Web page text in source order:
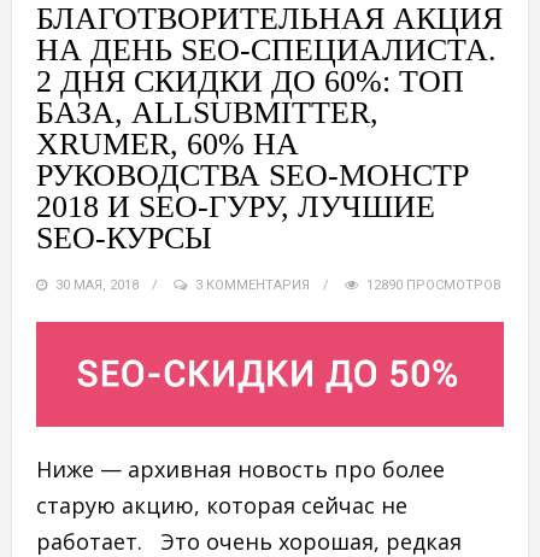
БЛАГОТВОРИТЕЛЬНАЯ АКЦИЯ
НА ДЕНЬ SEO-СПЕЦИАЛИСТА.
2 ДНЯ СКИДКИ ДО 60%: ТОП
БАЗА, ALLSUBMITTER,
XRUMER, 60% НА
РУКОВОДСТВА SEO-МОНСТР
2018 И SEO-ГУРУ, ЛУЧШИЕ
SEO-КУРСЫ
30 МАЯ, 2018 3 КОММЕНТАРИЯ 12890 ПРОСМОТРОВ
Ниже — архивная новость про более
старую акцию, которая сейчас не
работает. Это очень хорошая, редкая